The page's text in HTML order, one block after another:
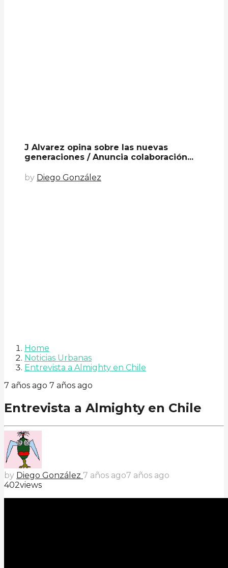
J Alvarez opina sobre las nuevas
generaciones / Anuncia colaboración...
by Diego González
Home
Noticias Urbanas
Entrevista a Almighty en Chile
7 años ago 7 años ago
Entrevista a Almighty en Chile
by Diego González 7 años ago7 años ago
402views